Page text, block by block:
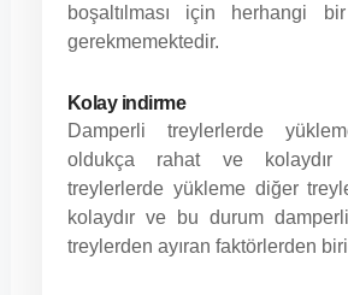
boşaltılması için herhangi bir
gerekmemektedir.
Kolay indirme
Damperli treylerlerde
oldukça rahat ve kolaydır
treylerlerde yükleme diğer
kolaydır ve bu durum
treylerden ayıran faktörlerden